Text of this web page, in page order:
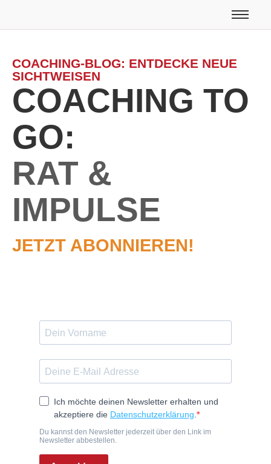
COACHING-BLOG: ENTDECKE NEUE
SICHTWEISEN
COACHING TO
GO:
RAT &
IMPULSE
JETZT ABONNIEREN!